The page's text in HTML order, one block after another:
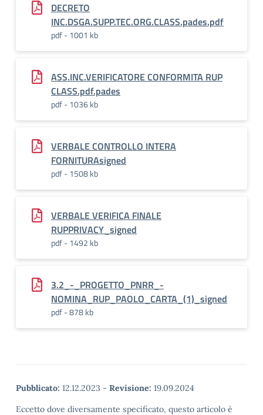
DECRETO
INC.DSGA.SUPP.TEC.ORG.CLASS.pades.pdf
pdf - 1001 kb
ASS.INC.VERIFICATORE CONFORMITA RUP
CLASS.pdf.pades
pdf - 1036 kb
VERBALE CONTROLLO INTERA
FORNITURAsigned
pdf - 1508 kb
VERBALE VERIFICA FINALE
RUPPRIVACY_signed
pdf - 1492 kb
3.2_-_PROGETTO_PNRR_-
NOMINA_RUP_PAOLO_CARTA_(1)_signed
pdf - 878 kb
Pubblicato: 12.12.2023 - Revisione: 19.09.2024
Eccetto dove diversamente specificato, questo articolo è